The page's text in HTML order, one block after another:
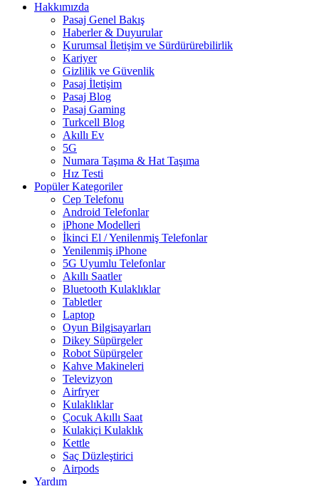
Hakkımızda
Pasaj Genel Bakış
Haberler & Duyurular
Kurumsal İletişim ve Sürdürürebilirlik
Kariyer
Gizlilik ve Güvenlik
Pasaj İletişim
Pasaj Blog
Pasaj Gaming
Turkcell Blog
Akıllı Ev
5G
Numara Taşıma & Hat Taşıma
Hız Testi
Popüler Kategoriler
Cep Telefonu
Android Telefonlar
iPhone Modelleri
İkinci El / Yenilenmiş Telefonlar
Yenilenmiş iPhone
5G Uyumlu Telefonlar
Akıllı Saatler
Bluetooth Kulaklıklar
Tabletler
Laptop
Oyun Bilgisayarları
Dikey Süpürgeler
Robot Süpürgeler
Kahve Makineleri
Televizyon
Airfryer
Kulaklıklar
Çocuk Akıllı Saat
Kulakiçi Kulaklık
Kettle
Saç Düzleştirici
Airpods
Yardım